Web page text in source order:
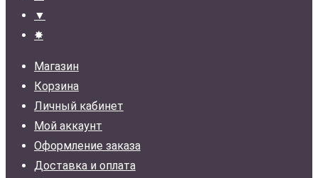
▼
✸
Магазин
Корзина
Личный кабинет
Мой аккаунт
Оформление заказа
Доставка и оплата